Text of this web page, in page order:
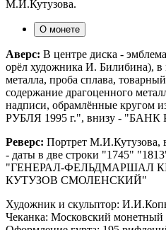
М.И.Кутузова.
О монете
Аверс: В центре диска -
орёл художника И. Билибина), в
металла, проба сплава,
содержание драгоценного
надписи, обрамлённые кругом
РУБЛЯ 1995 г.", внизу -
Реверс: Портрет М.И.Кутузова,
- даты в две строки "1745"
"ГЕНЕРАЛ-ФЕЛЬДМАРШАЛ
КУТУЗОВ СМОЛЕНСКИЙ"
Художник и скульптор:
Чеканка: Московский